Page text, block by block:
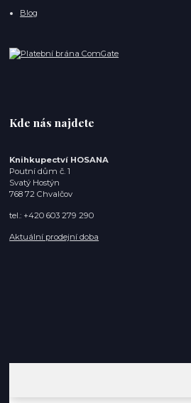
Blog
Kde nás najdete
Knihkupectví HOSANA
Poutní dům č. 1
Svatý Hostýn
768 72 Chvalčov
tel.: +420 603 279 290
Aktuální prodejní doba